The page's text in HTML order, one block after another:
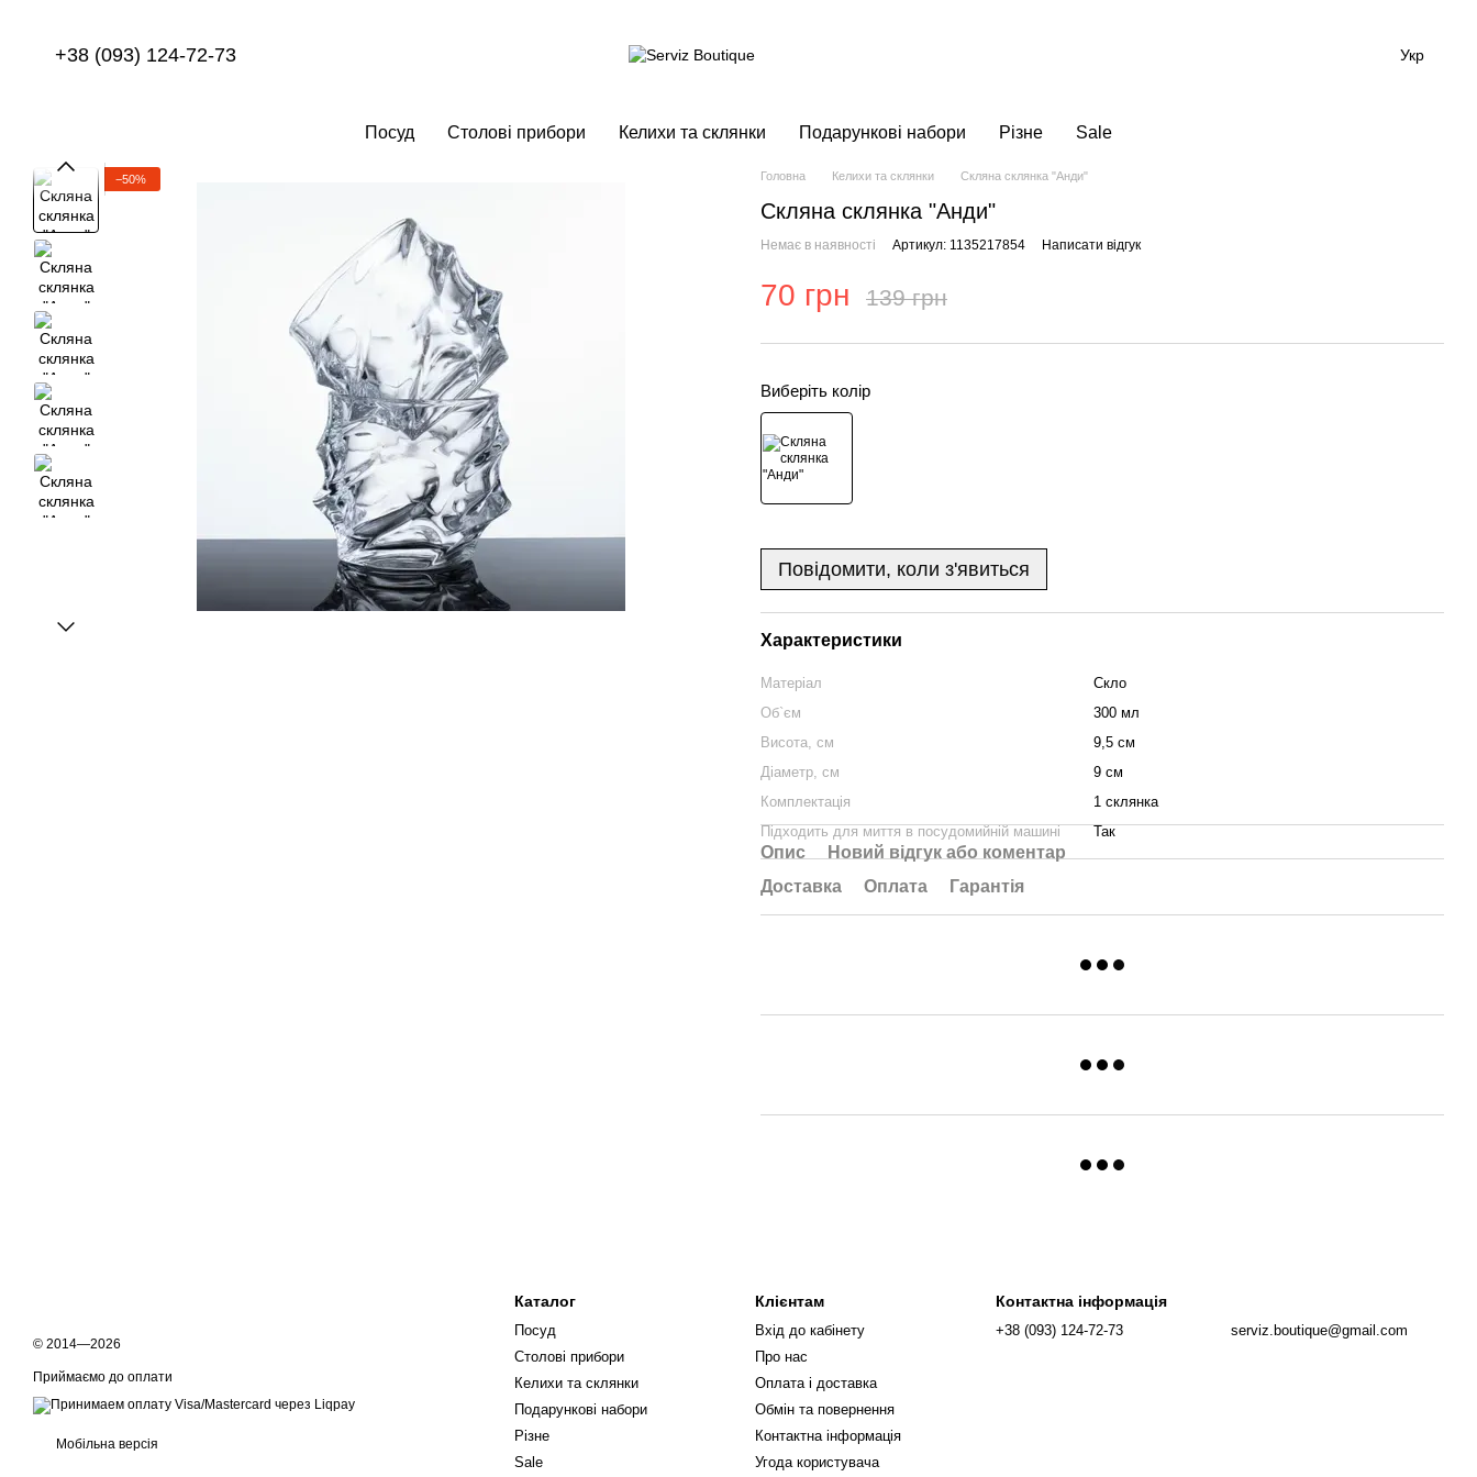
+38 (093) 124-72-73 Укр
Посуд Столові прибори Келихи та склянки Подарункові набори Різне Sale
−50% Головна Келихи та склянки Скляна склянка "Анди"
Скляна склянка "Анди"
Немає в наявності Артикул: 1135217854 Написати відгук
70 грн 139 грн
Виберіть колір
Повідомити, коли з'явиться
Характеристики
Матеріал
Скло
Об`єм
300 мл
Висота, см
9,5 см
Діаметр, см
9 см
Комплектація
1 склянка
Підходить для миття в посудомийній машині
Так
Опис
Новий відгук або коментар
Доставка
Оплата Гарантія
© 2014—2026
Приймаємо до оплати
Мобільна версія
Каталог
Посуд
Столові прибори
Келихи та склянки
Подарункові набори
Різне
Sale
Клієнтам
Вхід до кабінету
Про нас
Оплата і доставка
Обмін та повернення
Контактна інформація
Угода користувача
Контактна інформація
+38 (093) 124-72-73 serviz.boutique@gmail.com